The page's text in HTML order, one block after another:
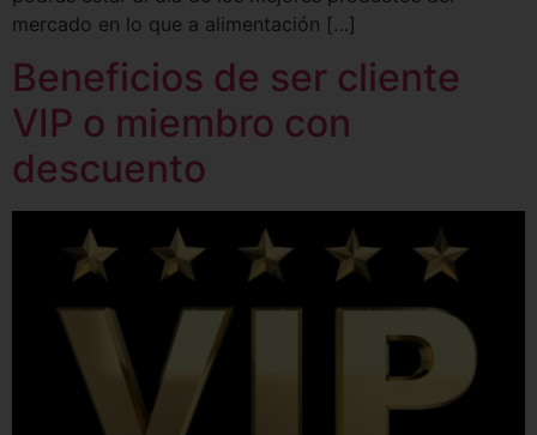
mercado en lo que a alimentación […]
Beneficios de ser cliente
VIP o miembro con
descuento